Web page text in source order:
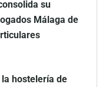
su
Málaga de
hostelería de